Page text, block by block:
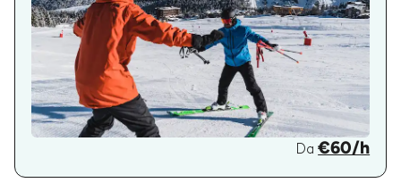
Da€60/h